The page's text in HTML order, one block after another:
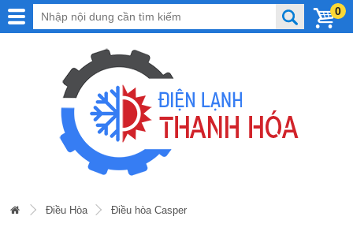
0
Điều Hòa Điều hòa Casper